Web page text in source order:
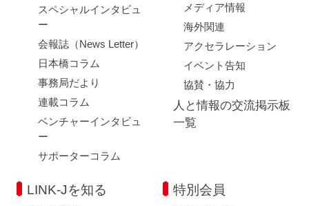
スペシャルインタビュ
ー
会報誌（News Letter）
日本橋コラム
事務局だより
連載コラム
ベンチャーインタビュ
ー
サポーターコラム
メディア情報
海外関連
アクセラレーション
イベント告知
協賛・協力
人と情報の交流掲示板
一覧
LINK-Jを知る 特別会員